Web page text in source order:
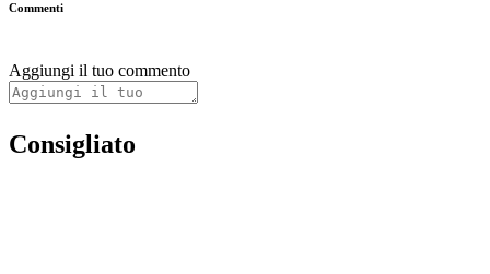
Commenti
Aggiungi il tuo commento
Consigliato